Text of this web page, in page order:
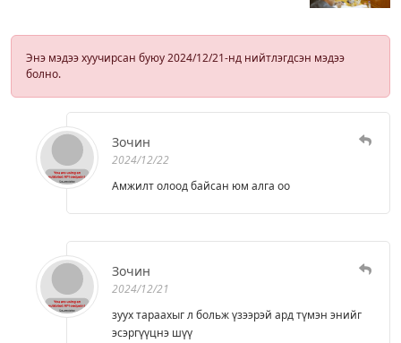
Энэ мэдээ хуучирсан буюу 2024/12/21-нд нийтлэгдсэн мэдээ
болно.
Зочин
2024/12/22
Амжилт олоод байсан юм алга оо
Зочин
2024/12/21
зуух тараахыг л больж үзээрэй ард түмэн энийг
эсэргүүцнэ шүү